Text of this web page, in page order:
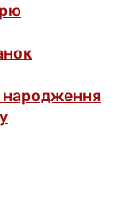
народження